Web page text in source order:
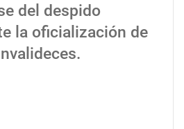
del despido
la oficialización de